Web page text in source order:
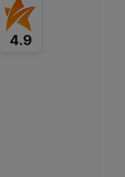
4.9